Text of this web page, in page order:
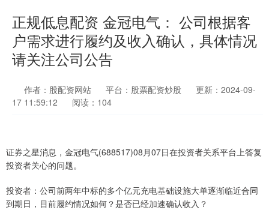
正规低息配资 金冠电气： 公司根据客
户需求进行履约及收入确认，具体情况
请关注公司公告
作者：股配资网站 平台：股票配资炒股
更新：2024-09-
17 11:59:12
阅读：104
证券之星消息，金冠电气(688517)08月07日在投资者关系平台上答复
投资者关心的问题。
投资者：公司前两年中标的多个亿元充电基础设施大单逐渐临近合同
到期日，目前履约情况如何？是否已经加速确认收入？